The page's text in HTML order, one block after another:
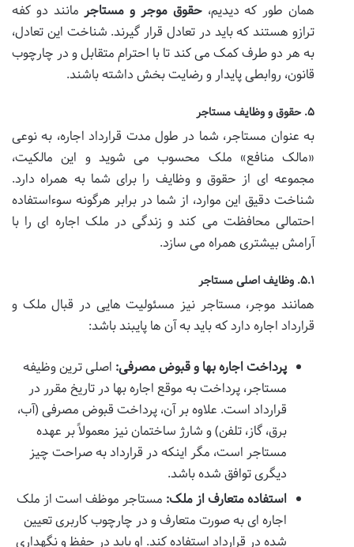
همان طور که دیدیم،حقوق موجر و مستاجرمانند دو کفه
ترازو هستند که باید در تعادل قرار گیرند. شناخت این تعادل،
به هر دو طرف کمک می کند تا با احترام متقابل و در چارچوب
قانون، روابطی پایدار و رضایت بخش داشته باشند.
۵. حقوق و وظایف مستاجر
به عنوان مستاجر، شما در طول مدت قرارداد اجاره، به نوعی
«مالک منافع» ملک محسوب می شوید و این مالکیت،
مجموعه ای از حقوق و وظایف را برای شما به همراه دارد.
شناخت دقیق این موارد، از شما در برابر هرگونه سوءاستفاده
احتمالی محافظت می کند و زندگی در ملک اجاره ای را با
آرامش بیشتری همراه می سازد.
۵.۱. وظایف اصلی مستاجر
همانند موجر، مستاجر نیز مسئولیت هایی در قبال ملک و
قرارداد اجاره دارد که باید به آن ها پایبند باشد:
پرداخت اجاره بها و قبوض مصرفی: اصلی ترین وظیفه
مستاجر، پرداخت به موقع اجاره بها در تاریخ مقرر در
قرارداد است. علاوه بر آن، پرداخت قبوض مصرفی (آب،
برق، گاز، تلفن) و شارژ ساختمان نیز معمولاً بر عهده
مستاجر است، مگر اینکه در قرارداد به صراحت چیز
دیگری توافق شده باشد.
استفاده متعارف از ملک: مستاجر موظف است از ملک
اجاره ای به صورت متعارف و در چارچوب کاربری تعیین
شده در قرارداد استفاده کند. او باید در حفظ و نگهداری